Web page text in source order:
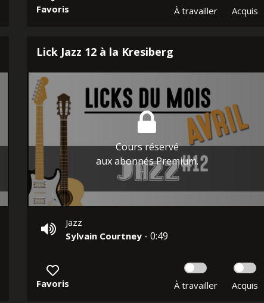
Favoris À travailler Acquis
Lick Jazz 12 à la Kresiberg
Cours réservé
aux abonnés Premium.
Jazz
Sylvain Courtney - 0:49
Favoris À travailler Acquis